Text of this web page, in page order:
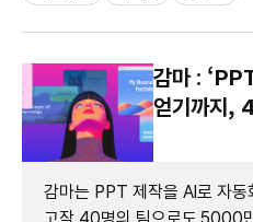
감마 :
얻기까지,
감마는 PPT 제작을 AI로 자
고작 40명의 팀으로도 5000